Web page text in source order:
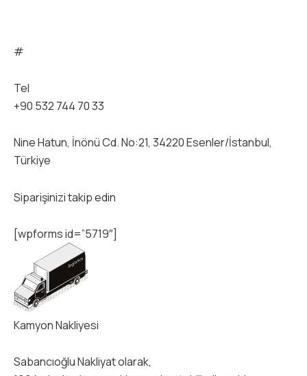
#
Tel
+90 532 744 70 33
Nine Hatun, İnönü Cd. No:21, 34220 Esenler/İstanbul,
Türkiye
Siparişinizi takip edin
[wpforms id=”5719″]
Kamyon Nakliyesi
Sabancıoğlu Nakliyat olarak,